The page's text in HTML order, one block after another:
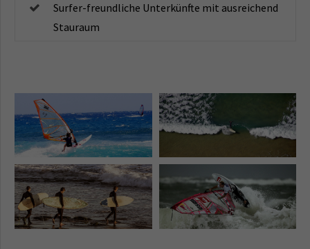
Surfer-freundliche Unterkünfte mit ausreichend
Stauraum
Surfen in Kroatien | Perfekt
für die Sportarten
Wellensurfen, Windsurfen
und Kitesurfen
Surfen in Kroatien | Istrien,
Kvarner Bucht und Dalmatien
sind die großen Surfgebiete
Surfen in Kroatien | Surfkurse
werden an den Top-Spots und
in den meisten Buchten
angeboten
Surfen in Kroatien |
Mittelmeerwellen sind
aufgrund der Winde nicht so
konstant wie die Wellen des